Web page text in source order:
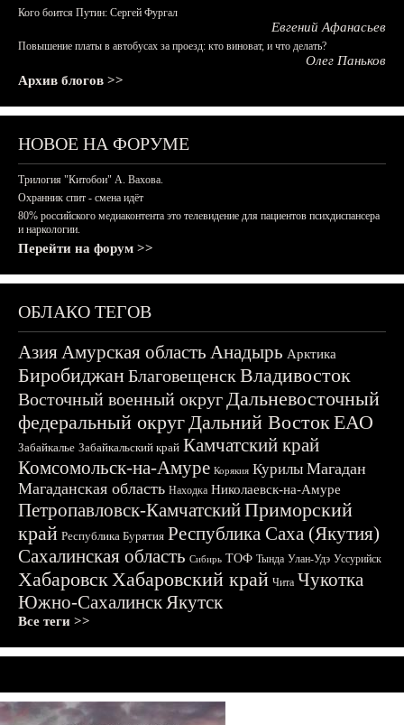
Кого боится Путин: Сергей Фургал
Евгений Афанасьев
Повышение платы в автобусах за проезд: кто виноват, и что делать?
Олег Паньков
Архив блогов >>
НОВОЕ НА ФОРУМЕ
Трилогия "Китобои" А. Вахова.
Охранник спит - смена идёт
80% российского медиаконтента это телевидение для пациентов психдиспансера
и наркологии.
Перейти на форум >>
ОБЛАКО ТЕГОВ
АзияАмурская область Анадырь Арктика
БиробиджанБлаговещенскВладивосток
Восточный военный округДальневосточный
федеральный округДальний ВостокЕАО
Забайкалье Забайкальский край Камчатский край
Комсомольск-на-Амуре Корякия Курилы Магадан
Магаданская область Находка Николаевск-на-Амуре
Петропавловск-КамчатскийПриморский
край Республика Бурятия Республика Саха (Якутия)
Сахалинская область Сибирь ТОФ Тында Улан-Удэ Уссурийск
ХабаровскХабаровский край Чита Чукотка
Южно-СахалинскЯкутск
Все теги >>